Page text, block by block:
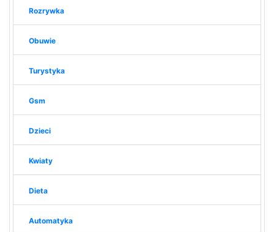
Rozrywka
Obuwie
Turystyka
Gsm
Dzieci
Kwiaty
Dieta
Automatyka